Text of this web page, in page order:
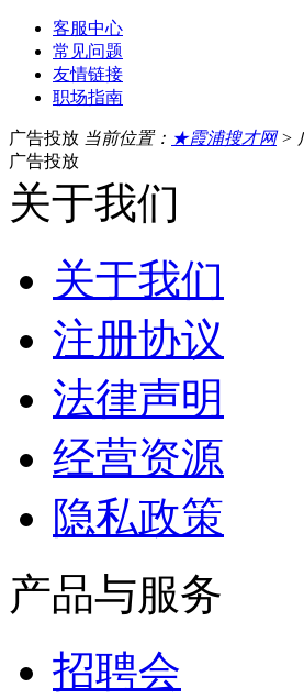
客服中心
常见问题
友情链接
职场指南
广告投放 当前位置： ★霞浦搜才网>
广告投放
关于我们
关于我们
注册协议
法律声明
经营资源
隐私政策
产品与服务
招聘会